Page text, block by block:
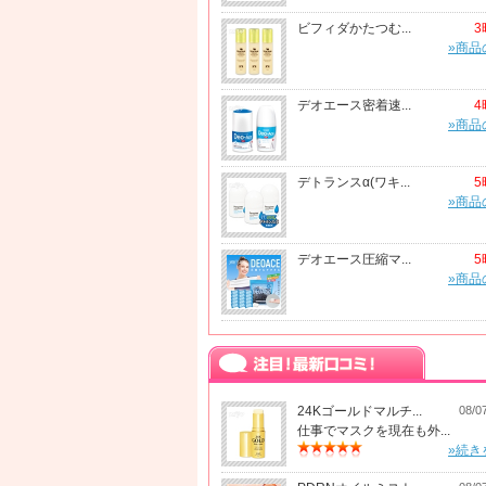
ビフィダかたつむ...
3
»商品
デオエース密着速...
4
»商品
デトランスα(ワキ...
5
»商品
デオエース圧縮マ...
5
»商品
24Kゴールドマルチ... 08/
仕事でマスクを現在も外...
»続き